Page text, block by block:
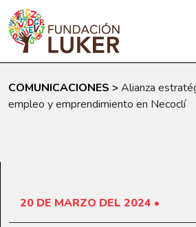
Skip to main content
COMUNICACIONES >Alianza
empleo y emprendimiento en Necoclí
20 DE MARZO DEL 2024 •